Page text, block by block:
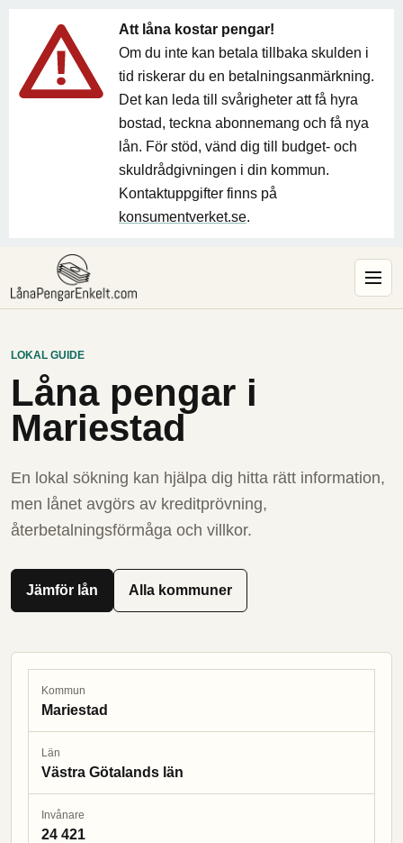
Att låna kostar pengar!
Om du inte kan betala tillbaka skulden i
tid riskerar du en betalningsanmärkning.
Det kan leda till svårigheter att få hyra
bostad, teckna abonnemang och få nya
lån. För stöd, vänd dig till budget- och
skuldrådgivningen i din kommun.
Kontaktuppgifter finns på
konsumentverket.se.
LOKAL GUIDE
Låna pengar i
Mariestad
En lokal sökning kan hjälpa dig hitta rätt information,
men lånet avgörs av kreditprövning,
återbetalningsförmåga och villkor.
Jämför lån Alla kommuner
Kommun
Mariestad
Län
Västra Götalands län
Invånare
24 421